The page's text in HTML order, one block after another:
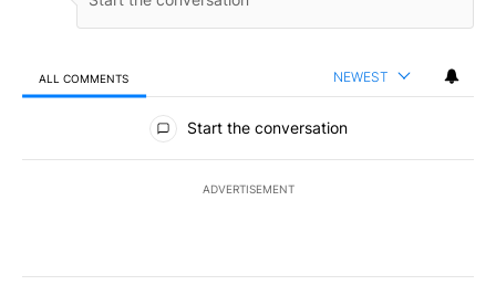
ALL COMMENTS NEWEST
All Comments
Start the conversation
ADVERTISEMENT